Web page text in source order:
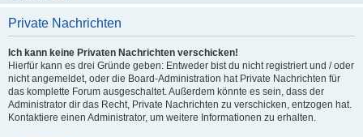
Private Nachrichten
Ich kann keine Privaten Nachrichten verschicken!
Hierfür kann es drei Gründe geben: Entweder bist du nicht registriert und / oder
nicht angemeldet, oder die Board-Administration hat Private Nachrichten für
das komplette Forum ausgeschaltet. Außerdem könnte es sein, dass der
Administrator dir das Recht, Private Nachrichten zu verschicken, entzogen hat.
Kontaktiere einen Administrator, um weitere Informationen zu erhalten.